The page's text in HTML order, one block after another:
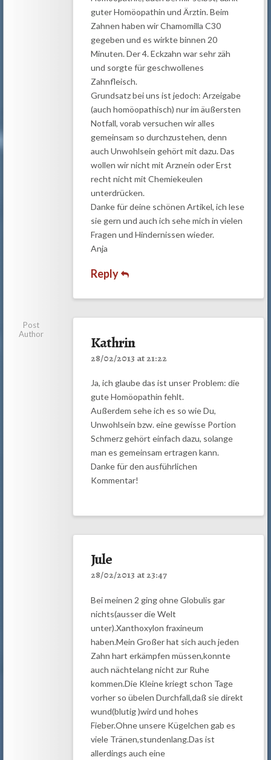
guter Homöopathin und Ärztin. Beim
Zahnen haben wir Chamomilla C30
gegeben und es wirkte binnen 20
Minuten. Der 4. Eckzahn war sehr zäh
und sorgte für geschwollenes
Zahnfleisch.
Grundsatz bei uns ist jedoch: Arzeigabe
(auch homöopathisch) nur im äußersten
Notfall, vorab versuchen wir alles
gemeinsam so durchzustehen, denn
auch Unwohlsein gehört mit dazu. Das
wollen wir nicht mit Arznein oder Erst
recht nicht mit Chemiekeulen
unterdrücken.
Danke für deine schönen Artikel, ich lese
sie gern und auch ich sehe mich in vielen
Fragen und Hindernissen wieder.
Anja
Reply
Post
Author
Kathrin
28/02/2013 at 21:22
Ja, ich glaube das ist unser Problem: die
gute Homöopathin fehlt.
Außerdem sehe ich es so wie Du,
Unwohlsein bzw. eine gewisse Portion
Schmerz gehört einfach dazu, solange
man es gemeinsam ertragen kann.
Danke für den ausführlichen
Kommentar!
Jule
28/02/2013 at 23:47
Bei meinen 2 ging ohne Globulis gar
nichts(ausser die Welt
unter).Xanthoxylon fraxineum
haben.Mein Großer hat sich auch jeden
Zahn hart erkämpfen müssen,konnte
auch nächtelang nicht zur Ruhe
kommen.Die Kleine kriegt schon Tage
vorher so übelen Durchfall,daß sie direkt
wund(blutig )wird und hohes
Fieber.Ohne unsere Kügelchen gab es
viele Tränen,stundenlang.Das ist
allerdings auch eine